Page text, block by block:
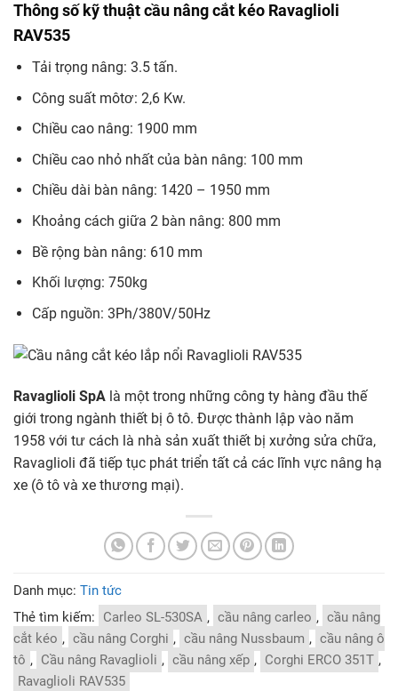
Thông số kỹ thuật cầu nâng cắt kéo Ravaglioli
RAV535
Tải trọng nâng: 3.5 tấn.
Công suất môtơ: 2,6 Kw.
Chiều cao nâng: 1900 mm
Chiều cao nhỏ nhất của bàn nâng: 100 mm
Chiều dài bàn nâng: 1420 – 1950 mm
Khoảng cách giữa 2 bàn nâng: 800 mm
Bề rộng bàn nâng: 610 mm
Khối lượng: 750kg
Cấp nguồn: 3Ph/380V/50Hz
Ravaglioli SpA là một trong những công ty hàng đầu thế
giới trong ngành thiết bị ô tô. Được thành lập vào năm
1958 với tư cách là nhà sản xuất thiết bị xưởng sửa chữa,
Ravaglioli đã tiếp tục phát triển tất cả các lĩnh vực nâng hạ
xe (ô tô và xe thương mại).
Danh mục: Tin tức
Thẻ tìm kiếm:
Carleo SL-530SA , cầu nâng carleo , cầu nâng
cắt kéo , cầu nâng Corghi , cầu nâng Nussbaum , cầu nâng ô
tô , Cầu nâng Ravaglioli , cầu nâng xếp , Corghi ERCO 351T ,
Ravaglioli RAV535